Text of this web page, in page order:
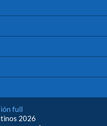
full
2026